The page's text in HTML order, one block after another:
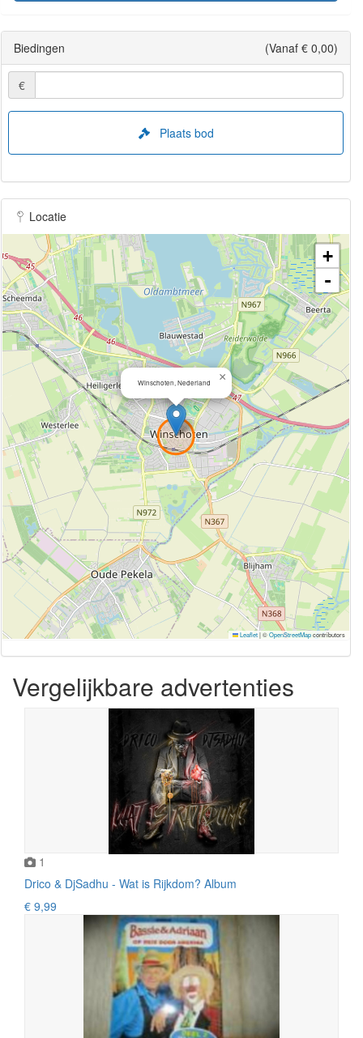
Biedingen (Vanaf € 0,00)
€
Plaats bod
Locatie
Winschoten, Nederland ×
+
-
Leaflet|©OpenStreetMapcontributors
Vergelijkbare advertenties
1
Drico & DjSadhu - Wat is Rijkdom? Album
€ 9,99